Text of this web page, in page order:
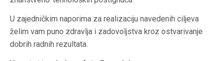
U zajedničkim naporima za realizaciju navedenih ciljeva
želim vam puno zdravlja i zadovoljstva kroz ostvarivanje
dobrih radnih rezultata.